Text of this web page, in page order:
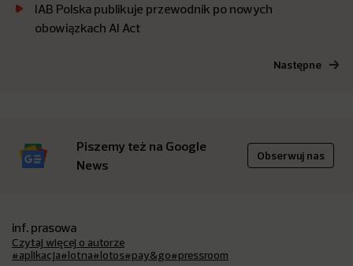
IAB Polska publikuje przewodnik po nowych
obowiązkach AI Act
Następne
Piszemy też na Google
News
Obserwuj nas
inf. prasowa
Czytaj więcej o autorze
#aplikacja#lotna#lotos#pay&go#pressroom